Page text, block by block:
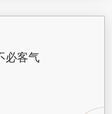
必客气